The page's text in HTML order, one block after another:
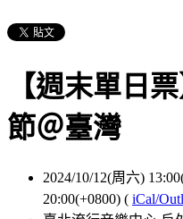
【週末單日
節＠臺灣
2024/10/12(周六)
20:00(+0800) ( iCal/